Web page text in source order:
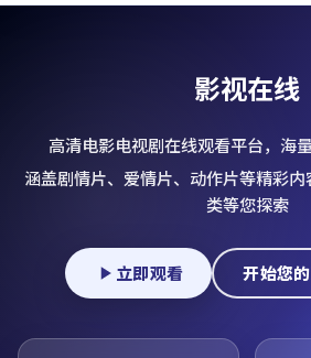
影视在线
高清电影电视剧在线观看平台，海
涵盖剧情片、爱情片、动作片等精彩
类等您探索
立即观看 开始您